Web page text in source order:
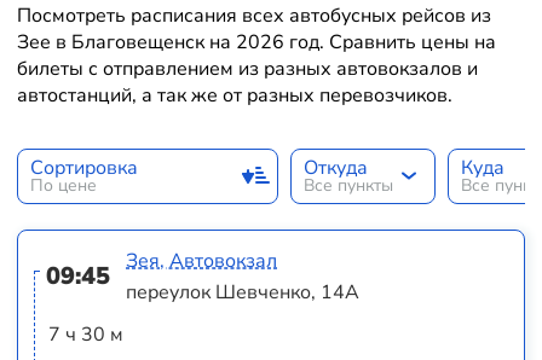
Посмотреть расписания всех автобусных рейсов из
Зее в Благовещенск на 2026 год. Сравнить цены на
билеты с отправлением из разных автовокзалов и
автостанций, а так же от разных перевозчиков.
Сортировка
По цене
Откуда
Все пункты
Куда
Все
09:45
7 ч 30 м
Зея, Автовокзал
переулок Шевченко, 14А